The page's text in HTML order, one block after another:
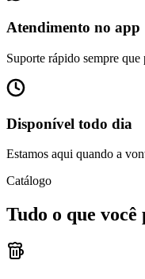
Atendimento no app
Suporte rápido sempre que
Disponível todo dia
Estamos aqui quando a
Catálogo
Tudo o que